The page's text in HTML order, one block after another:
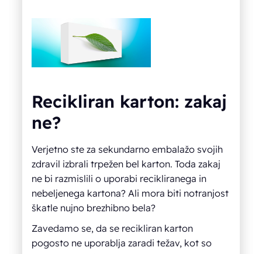
Recikliran karton: zakaj
ne?
Verjetno ste za sekundarno embalažo svojih
zdravil izbrali trpežen bel karton. Toda zakaj
ne bi razmislili o uporabi recikliranega in
nebeljenega kartona? Ali mora biti notranjost
škatle nujno brezhibno bela?
Zavedamo se, da se recikliran karton
pogosto ne uporablja zaradi težav, kot so